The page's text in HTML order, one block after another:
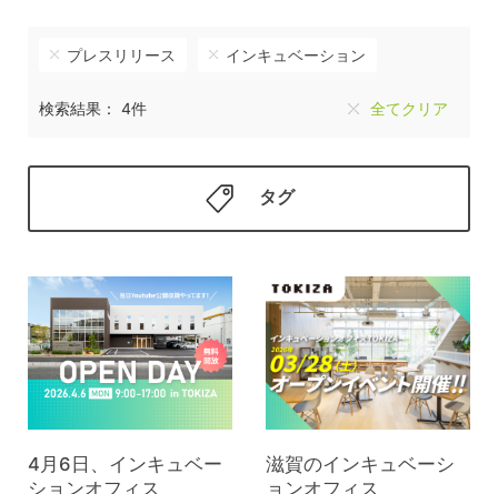
プレスリリース インキュベーション
検索結果： 4件 全てクリア
タグ
4月6日、インキュベー
ションオフィス
滋賀のインキュベーシ
ョンオフィス